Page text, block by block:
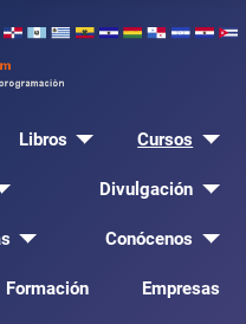
Libros Cursos
Divulgación
Conócenos
Formación Empresas